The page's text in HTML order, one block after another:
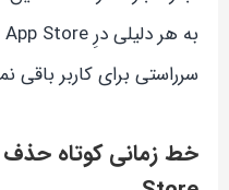
سرراستی برای کاربر باقی